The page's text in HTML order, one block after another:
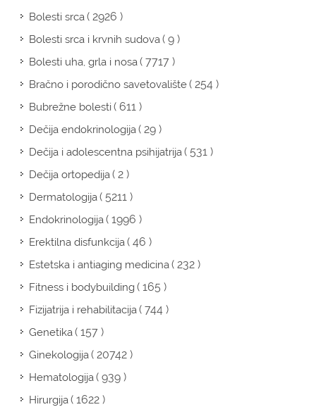
Bolesti srca( 2926 )
Bolesti srca i krvnih sudova( 9 )
Bolesti uha, grla i nosa( 7717 )
Bračno i porodično savetovalište( 254 )
Bubrežne bolesti( 611 )
Dečija endokrinologija( 29 )
Dečija i adolescentna psihijatrija( 531 )
Dečija ortopedija( 2 )
Dermatologija( 5211 )
Endokrinologija( 1996 )
Erektilna disfunkcija( 46 )
Estetska i antiaging medicina( 232 )
Fitness i bodybuilding( 165 )
Fizijatrija i rehabilitacija( 744 )
Genetika( 157 )
Ginekologija( 20742 )
Hematologija( 939 )
Hirurgija( 1622 )